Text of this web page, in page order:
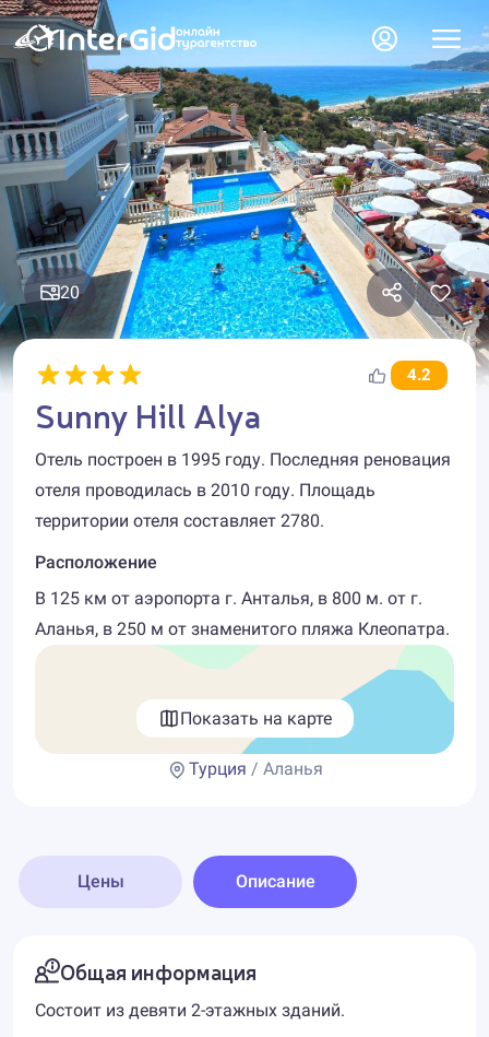
20
4.2
Sunny Hill Alya
Отель построен в 1995 году. Последняя реновация
отеля проводилась в 2010 году. Площадь
территории отеля составляет 2780.
Расположение
В 125 км от аэропорта г. Анталья, в 800 м. от г.
Аланья, в 250 м от знаменитого пляжа Клеопатра.
Показать на карте
Турция / Аланья
Цены Описание
Общая информация
Состоит из девяти 2-этажных зданий.